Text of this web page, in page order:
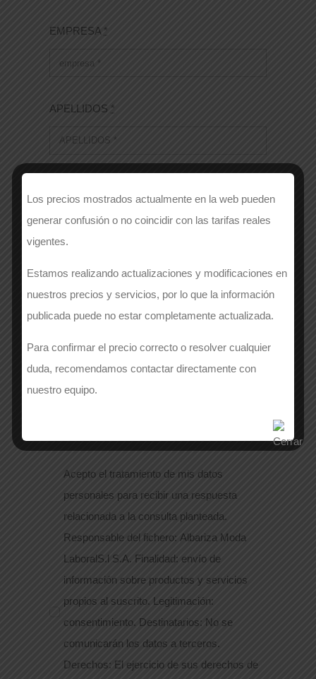
EMPRESA *
APELLIDOS *
Si lo deseas, puedes dejarnos un mensaje
Acepto el tratamiento de mis datos
personales para recibir una respuesta
relacionada a la consulta planteada.
Responsable del fichero: Albariza Moda
LaboralS.l S.A. Finalidad: envío de
información sobre productos y servicios
propios al suscrito. Legitimación:
consentimiento. Destinatarios: No se
comunicarán los datos a terceros.
Derechos: El ejercicio de sus derechos de
Los precios mostrados actualmente en la web pueden
generar confusión o no coincidir con las tarifas reales
vigentes.
Estamos realizando actualizaciones y modificaciones en
nuestros precios y servicios, por lo que la información
publicada puede no estar completamente actualizada.
Para confirmar el precio correcto o resolver cualquier
duda, recomendamos contactar directamente con
nuestro equipo.